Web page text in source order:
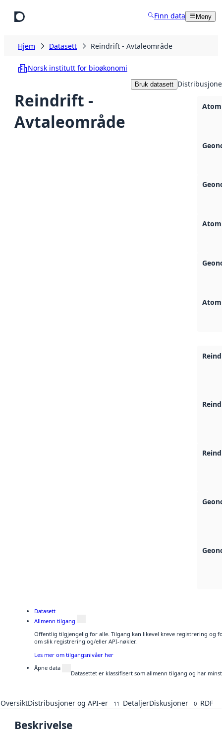
Finn data Meny
Hjem Datasett Reindrift - Avtaleområde
Norsk institutt for bioøkonomi
Reindrift -
Avtaleområde
Bruk datasett
Atom
Atom
Atom
Datasett
Allmenn tilgang
Offentlig tilgjengelig for alle. Tilgang kan likevel kreve registrering og
om slik registrering og/eller API-nøkler.
Les mer om tilgangsnivåer her
Åpne data
Datasettet er klassifisert som allmenn tilgang og har
OversiktDistribusjoner og API-er 11 DetaljerDiskusjoner 0 RDF
Beskrivelse